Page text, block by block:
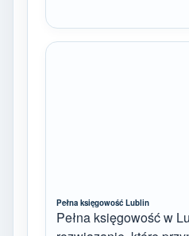
Pełna księgowość Lublin
Pełna księgowość w